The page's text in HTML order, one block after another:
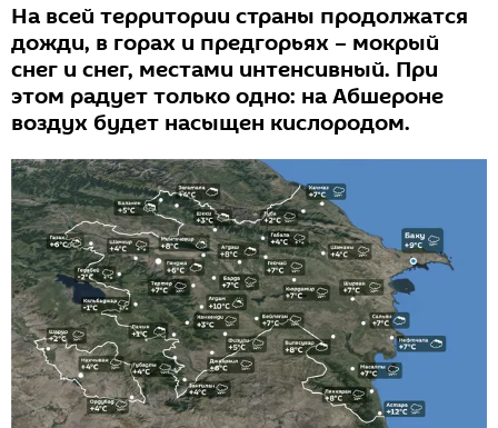
На всей территории страны продолжатся
дожди, в горах и предгорьях – мокрый
снег и снег, местами интенсивный. При
этом радует только одно: на Абшероне
воздух будет насыщен кислородом.